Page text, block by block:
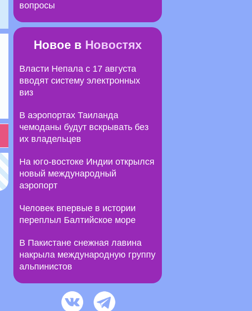
вопросы
Новое в Новостях
Власти Непала с 17 августа
вводят систему электронных
виз
В аэропортах Таиланда
чемоданы будут вскрывать без
их владельцев
На юго-востоке Индии открылся
новый международный
аэропорт
Человек впервые в истории
переплыл Балтийское море
В Пакистане снежная лавина
накрыла международную группу
альпинистов